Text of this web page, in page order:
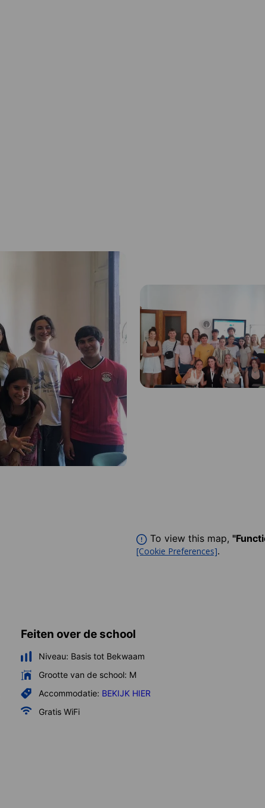
To view this map,
[Cookie Preferences].
Feiten over de school
Niveau: Basis tot Bekwaam
Grootte van de school: M
Accommodatie: BEKIJK HIER
Gratis WiFi